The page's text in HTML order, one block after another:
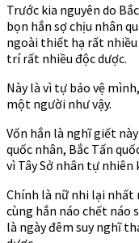
Trước kia nguyên do
bọn hắn sợ chịu nhân
ngoài thiết hạ rất
trí rất nhiều độc dược.
Này là vì tự bảo vệ
một người như vậy.
Vốn hắn là nghĩ giết
quốc nhân, Bắc Tấn
vì Tây Sở nhân tự
Chính là nữ nhi lại
cùng hắn náo chết náo
là ngày đêm suy nghĩ